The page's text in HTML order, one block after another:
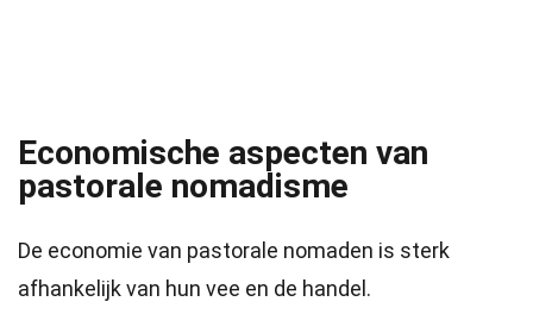
Economische aspecten van
pastorale nomadisme
De economie van pastorale nomaden is sterk
afhankelijk van hun vee en de handel.